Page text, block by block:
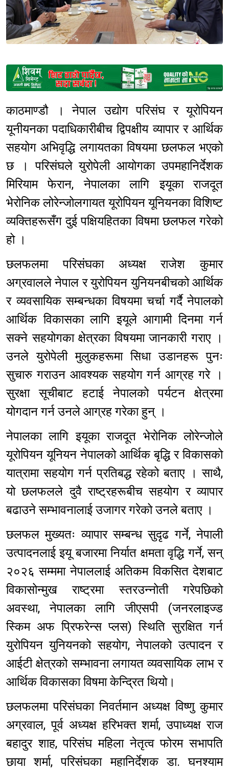
Sponsored
काठमाण्डौ । नेपाल उद्योग परिसंघ र यूरोपियन
यूनीयनका पदाधिकारीबीच द्विपक्षीय व्यापार र आर्थिक
सहयोग अभिवृद्धि लगायतका विषयमा छलफल भएको
छ । परिसंघले युरोपेली आयोगका उपमहानिर्देशक
मिरियाम फेरान, नेपालका लागि इयूका राजदूत
भेरोनिक लोरेन्जोलगायत यूरोपियन यूनियनका विशिष्ट
व्यक्तिहरूसँग दुई पक्षियहितका विषमा छलफल गरेको
हो ।
छलफलमा परिसंघका अध्यक्ष राजेश कुमार
अग्रवालले नेपाल र युरोपियन युनियनबीचको आर्थिक
र व्यवसायिक सम्बन्धका विषयमा चर्चा गर्दै नेपालको
आर्थिक विकासका लागि इयूले आगामी दिनमा गर्न
सक्ने सहयोगका क्षेत्रका विषयमा जानकारी गराए ।
उनले युरोपेली मुलुकहरूमा सिधा उडानहरू पुनः
सुचारु गराउन आवश्यक सहयोग गर्न आग्रह गरे ।
सुरक्षा सूचीबाट हटाई नेपालको पर्यटन क्षेत्रमा
योगदान गर्न उनले आग्रह गरेका हुन् ।
नेपालका लागि इयूका राजदूत भेरोनिक लोरेन्जोले
यूरोपियन यूनियन नेपालको आर्थिक बृद्धि र विकासको
यात्रामा सहयोग गर्न प्रतिबद्ध रहेको बताए । साथै,
यो छलफलले दुवै राष्ट्रहरूबीच सहयोग र व्यापार
बढाउने सम्भावनालाई उजागर गरेको उनले बताए ।
छलफल मुख्यतः व्यापार सम्बन्ध सुदृढ गर्ने, नेपाली
उत्पादनलाई इयू बजारमा निर्यात क्षमता वृद्धि गर्ने, सन्
२०२६ सम्ममा नेपाललाई अतिकम विकसित देशबाट
विकासोन्मुख राष्ट्रमा स्तरउन्नोती गरेपछिको
अवस्था, नेपालका लागि जीएसपी (जनरलाइज्ड
स्किम अफ प्रिफरेन्स प्लस) स्थिति सुरक्षित गर्न
युरोपियन युनियनको सहयोग, नेपालको उत्पादन र
आईटी क्षेत्रको सम्भावना लगायत व्यवसायिक लाभ र
आर्थिक विकासका विषमा केन्द्रित थियो।
छलफलमा परिसंघका निवर्तमान अध्यक्ष विष्णु कुमार
अग्रवाल, पूर्व अध्यक्ष हरिभक्त शर्मा, उपाध्यक्ष राज
बहादुर शाह, परिसंघ महिला नेतृत्व फोरम सभापति
छाया शर्मा, परिसंघका महानिर्देशक डा. घनश्याम